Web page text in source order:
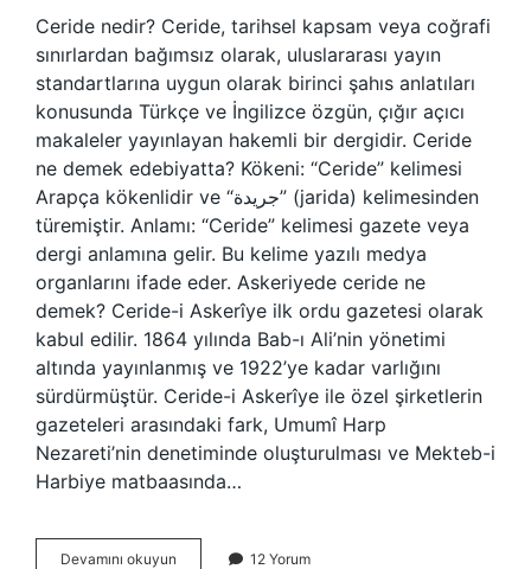
Ceride nedir? Ceride, tarihsel kapsam veya coğrafi
sınırlardan bağımsız olarak, uluslararası yayın
standartlarına uygun olarak birinci şahıs anlatıları
konusunda Türkçe ve İngilizce özgün, çığır açıcı
makaleler yayınlayan hakemli bir dergidir. Ceride
ne demek edebiyatta? Kökeni: “Ceride” kelimesi
Arapça kökenlidir ve “جريدة” (jarida) kelimesinden
türemiştir. Anlamı: “Ceride” kelimesi gazete veya
dergi anlamına gelir. Bu kelime yazılı medya
organlarını ifade eder. Askeriyede ceride ne
demek? Ceride-i Askerîye ilk ordu gazetesi olarak
kabul edilir. 1864 yılında Bab-ı Ali’nin yönetimi
altında yayınlanmış ve 1922’ye kadar varlığını
sürdürmüştür. Ceride-i Askerîye ile özel şirketlerin
gazeteleri arasındaki fark, Umumî Harp
Nezareti’nin denetiminde oluşturulması ve Mekteb-i
Harbiye matbaasında…
Devamını okuyun 12 Yorum